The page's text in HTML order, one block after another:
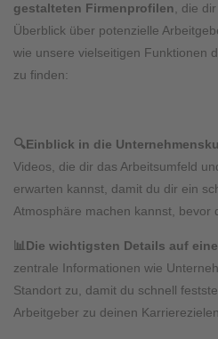
gestalteten Firmenprofilen , die
Überblick über potenzielle
wie unsere vielseitigen Funktionen
zu finden:
🔍Einblick in die
Videos, die dir das Arbeitsumfeld
erwarten kannst, damit du dir ein
Atmosphäre machen kannst, bevor
📊 Die wichtigsten Details auf
zentrale Informationen wie
Standort zu, damit du schnell
Arbeitgeber zu deinen Karrierezielen